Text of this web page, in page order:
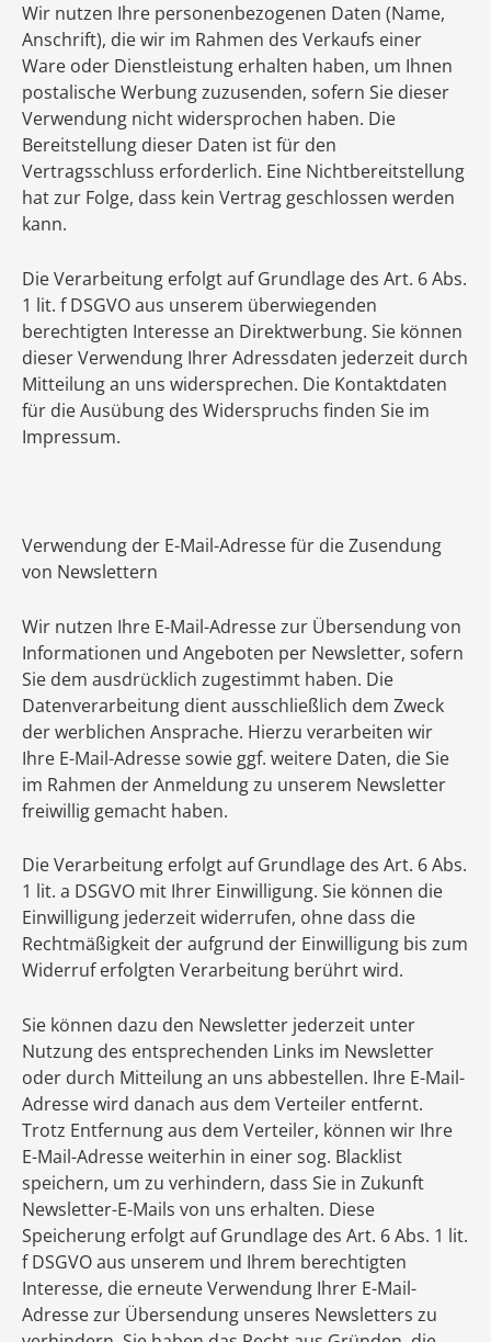
Wir nutzen Ihre personenbezogenen Daten (Name,
Anschrift), die wir im Rahmen des Verkaufs einer
Ware oder Dienstleistung erhalten haben, um Ihnen
postalische Werbung zuzusenden, sofern Sie dieser
Verwendung nicht widersprochen haben. Die
Bereitstellung dieser Daten ist für den
Vertragsschluss erforderlich. Eine Nichtbereitstellung
hat zur Folge, dass kein Vertrag geschlossen werden
kann.
Die Verarbeitung erfolgt auf Grundlage des Art. 6 Abs.
1 lit. f DSGVO aus unserem überwiegenden
berechtigten Interesse an Direktwerbung. Sie können
dieser Verwendung Ihrer Adressdaten jederzeit durch
Mitteilung an uns widersprechen. Die Kontaktdaten
für die Ausübung des Widerspruchs finden Sie im
Impressum.
Verwendung der E-Mail-Adresse für die Zusendung
von Newslettern
Wir nutzen Ihre E-Mail-Adresse zur Übersendung von
Informationen und Angeboten per Newsletter, sofern
Sie dem ausdrücklich zugestimmt haben. Die
Datenverarbeitung dient ausschließlich dem Zweck
der werblichen Ansprache. Hierzu verarbeiten wir
Ihre E-Mail-Adresse sowie ggf. weitere Daten, die Sie
im Rahmen der Anmeldung zu unserem Newsletter
freiwillig gemacht haben.
Die Verarbeitung erfolgt auf Grundlage des Art. 6 Abs.
1 lit. a DSGVO mit Ihrer Einwilligung. Sie können die
Einwilligung jederzeit widerrufen, ohne dass die
Rechtmäßigkeit der aufgrund der Einwilligung bis zum
Widerruf erfolgten Verarbeitung berührt wird.
Sie können dazu den Newsletter jederzeit unter
Nutzung des entsprechenden Links im Newsletter
oder durch Mitteilung an uns abbestellen. Ihre E-Mail-
Adresse wird danach aus dem Verteiler entfernt.
Trotz Entfernung aus dem Verteiler, können wir Ihre
E-Mail-Adresse weiterhin in einer sog. Blacklist
speichern, um zu verhindern, dass Sie in Zukunft
Newsletter-E-Mails von uns erhalten. Diese
Speicherung erfolgt auf Grundlage des Art. 6 Abs. 1 lit.
f DSGVO aus unserem und Ihrem berechtigten
Interesse, die erneute Verwendung Ihrer E-Mail-
Adresse zur Übersendung unseres Newsletters zu